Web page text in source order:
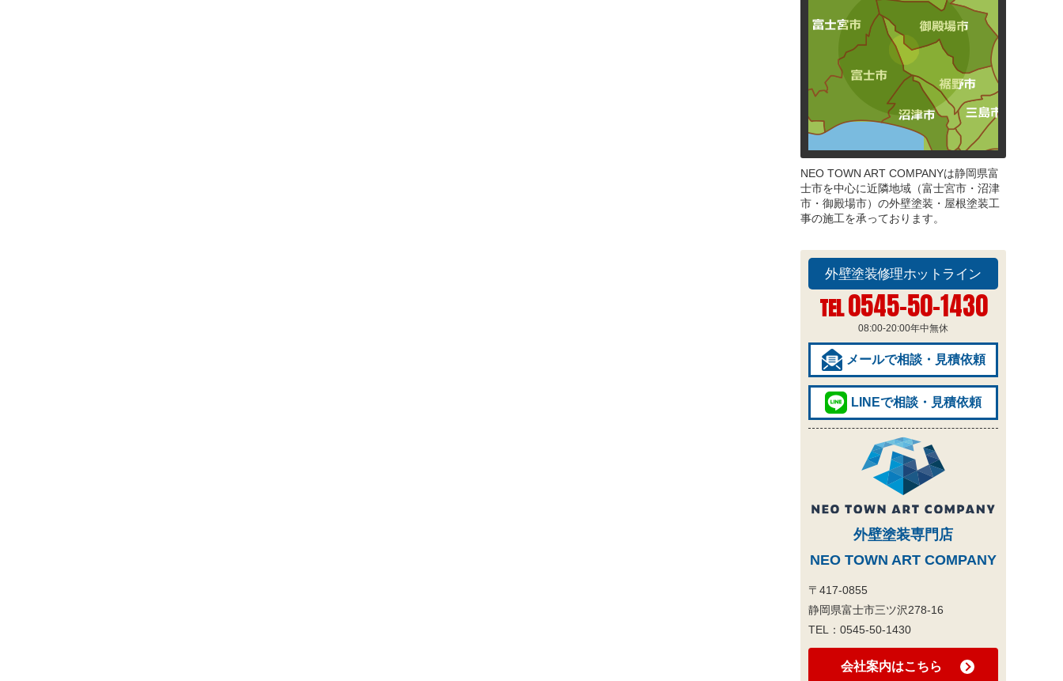
NEO TOWN ART COMPANYは静岡県富
士市を中心に近隣地域（富士宮市・沼津
市・御殿場市）の外壁塗装・屋根塗装工
事の施工を承っております。
外壁塗装修理ホットライン
TEL0545-50-1430
08:00-20:00年中無休
メールで相談・見積依頼
LINEで相談・見積依頼
外壁塗装専門店
NEO TOWN ART COMPANY
〒417-0855
静岡県富士市三ツ沢278-16
TEL： 0545-50-1430
会社案内はこちら